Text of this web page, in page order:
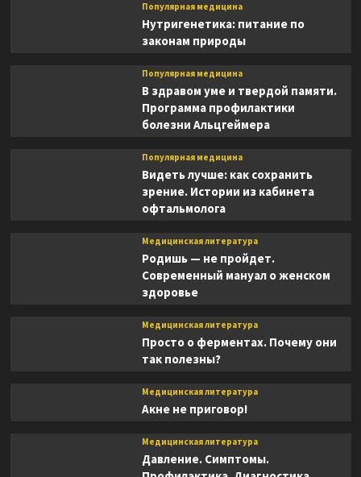
Популярная медицина
Нутригенетика: питание по
законам природы
Популярная медицина
В здравом уме и твердой памяти.
Программа профилактики
болезни Альцгеймера
Популярная медицина
Видеть лучше: как сохранить
зрение. Истории из кабинета
офтальмолога
Медицинская литература
Родишь — не пройдет.
Современный мануал о женском
здоровье
Медицинская литература
Просто о ферментах. Почему они
так полезны?
Медицинская литература
Акне не приговор!
Медицинская литература
Давление. Симптомы.